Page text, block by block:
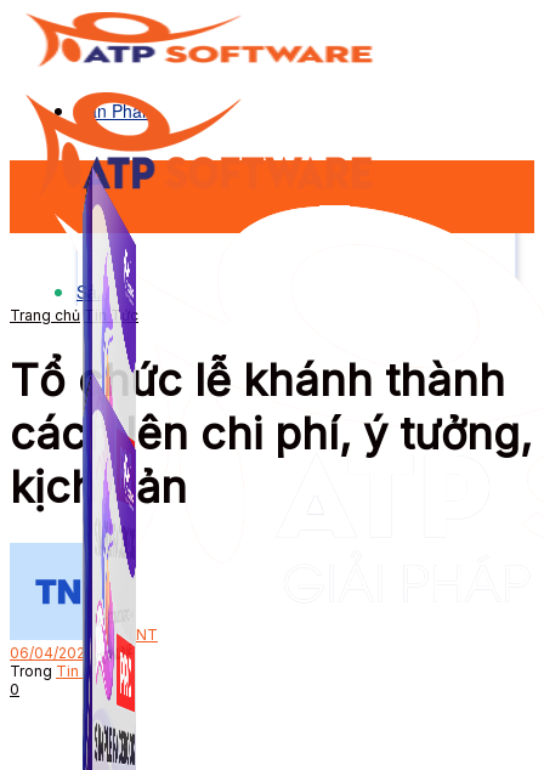
Sản Phẩm
Sản Phẩm
Trang chủ Tin Tức
Tổ chức lễ khánh thành
cách lên chi phí, ý tưởng,
kịch bản
Bởi NT
06/04/2023
Trong Tin Tức
0